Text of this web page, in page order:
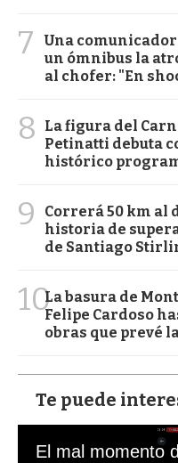
7
Una
un ómnibus la
al chofer: "En
8
La figura del
Petinatti debuta
histórico
9
Correrá 50 km al
historia de
de Santiago
10La basura de
Felipe Cardoso
obras que prevé
Te puede